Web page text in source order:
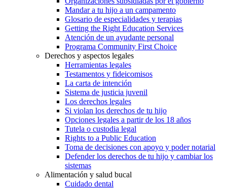
Mandar a tu hijo a un campamento
Glosario de especialidades y terapias
Getting the Right Education Services
Atención de un ayudante personal
Programa Community First Choice
Derechos y aspectos legales
Herramientas legales
Testamentos y fideicomisos
La carta de intención
Sistema de justicia juvenil
Los derechos legales
Si violan los derechos de tu hijo
Opciones legales a partir de los 18 años
Tutela o custodia legal
Rights to a Public Education
Toma de decisiones con apoyo y poder notarial
Defender los derechos de tu hijo y cambiar los
sistemas
Alimentación y salud bucal
Cuidado dental